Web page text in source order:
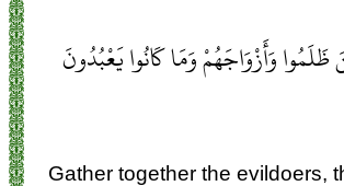
ظَلَمُوا وَأَزْوَاجَهُمْ وَمَا كَانُوا يَعْبُدُونَ
Gather together the evildoers,